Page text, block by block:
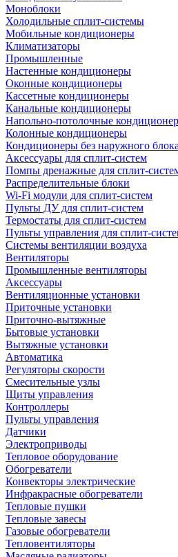
Моноблоки
Холодильные сплит-системы
Мобильные кондиционеры
Климатизаторы
Промышленные
Настенные кондиционеры
Оконные кондиционеры
Кассетные кондиционеры
Канальные кондиционеры
Напольно-потолочные
Колонные кондиционеры
Кондиционеры без наружного блока
Аксессуары для сплит-систем
Помпы дренажные для сплит-
Распределительные блоки
Wi-Fi модули для сплит-систем
Пульты ДУ для сплит-систем
Термостаты для сплит-систем
Пульты управления для сплит-
Системы вентиляции воздуха
Вентиляторы
Промышленные вентиляторы
Аксессуары
Вентиляционные установки
Приточные установки
Приточно-вытяжные
Бытовые установки
Вытяжные установки
Автоматика
Регуляторы скорости
Смесительные узлы
Щиты управления
Контроллеры
Пульты управления
Датчики
Электроприводы
Тепловое оборудование
Обогреватели
Конвекторы электрические
Инфракрасные обогреватели
Тепловые пушки
Тепловые завесы
Газовые обогреватели
Тепловентиляторы